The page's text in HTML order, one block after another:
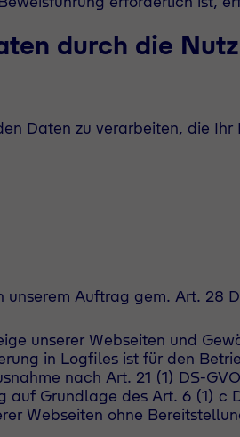
durch die
Daten zu verarbeiten, die
unserem Auftrag gem. Art. 28
unserer Webseiten und
in Logfiles ist für den
nach Art. 21 (1) DS-
Grundlage des Art. 6 (1) c
Webseiten ohne